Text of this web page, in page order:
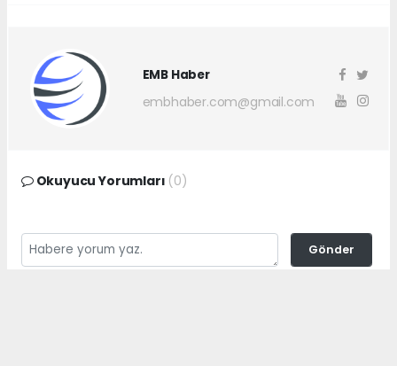
EMB Haber
embhaber.com@gmail.com
Okuyucu Yorumları (0)
Gönder